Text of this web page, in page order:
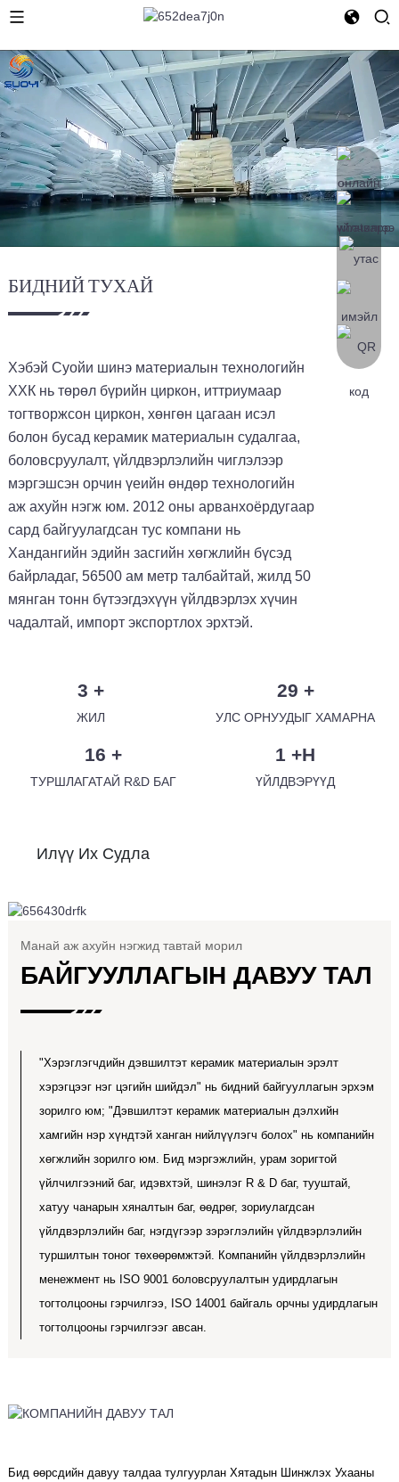
БИДНИЙ ТУХАЙ
Хэбэй Суойи шинэ материалын технологийн
ХХК нь төрөл бүрийн циркон, иттриумаар
тогтворжсон циркон, хөнгөн цагаан исэл
болон бусад керамик материалын судалгаа,
боловсруулалт, үйлдвэрлэлийн чиглэлээр
мэргэшсэн орчин үеийн өндөр технологийн
аж ахуйн нэгж юм. 2012 оны арванхоёрдугаар
сард байгуулагдсан тус компани нь
Хандангийн эдийн засгийн хөгжлийн бүсэд
байрладаг, 56500 ам метр талбайтай, жилд 50
мянган тонн бүтээгдэхүүн үйлдвэрлэх хүчин
чадалтай, импорт экспортлох эрхтэй.
3 +
ЖИЛ
29 +
УЛС ОРНУУДЫГ ХАМАРНА
16 +
ТУРШЛАГАТАЙ R&D БАГ
1 +Н
ҮЙЛДВЭРҮҮД
Илүү Их Судла
Манай аж ахуйн нэгжид тавтай морил
БАЙГУУЛЛАГЫН ДАВУУ ТАЛ
"Хэрэглэгчдийн дэвшилтэт керамик материалын эрэлт
хэрэгцээг нэг цэгийн шийдэл" нь бидний байгууллагын эрхэм
зорилго юм; "Дэвшилтэт керамик материалын дэлхийн
хамгийн нэр хүндтэй ханган нийлүүлэгч болох" нь компанийн
хөгжлийн зорилго юм. Бид мэргэжлийн, урам зоригтой
үйлчилгээний баг, идэвхтэй, шинэлэг R & D баг, тууштай,
хатуу чанарын хяналтын баг, өөдрөг, зориулагдсан
үйлдвэрлэлийн баг, нэгдүгээр зэрэглэлийн үйлдвэрлэлийн
туршилтын тоног төхөөрөмжтэй. Компанийн үйлдвэрлэлийн
менежмент нь ISO 9001 боловсруулалтын удирдлагын
тогтолцооны гэрчилгээ, ISO 14001 байгаль орчны удирдлагын
тогтолцооны гэрчилгээг авсан.
Бид өөрсдийн давуу талдаа тулгуурлан Хятадын Шинжлэх Ухааны